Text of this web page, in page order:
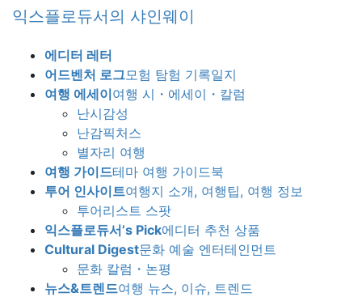
Skip
Skip
Navigation
익스플로듀서의 샤인웨이
에디터 레터
어드벤처 로그모험 탐험 기록일지
여행 에세이여행 시・에세이・칼럼
난시감성
난감픽처스
별자리 여행
여행 가이드테마 여행 가이드북
투어 인사이트여행지 소개, 여행팁, 여행 정보
투어리스트 스팟
익스플로듀서’s Pick에디터 추천 상품
Cultural Digest문화 예술 엔터테인먼트
문화 칼럼・논평
뉴스&트렌드여행 뉴스, 이슈, 트렌드